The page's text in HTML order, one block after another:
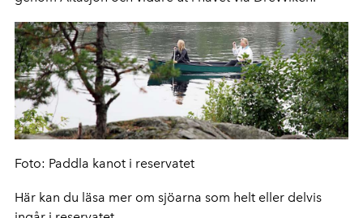
Foto: Paddla kanot i reservatet
Här kan du läsa mer om sjöarna som helt eller delvis